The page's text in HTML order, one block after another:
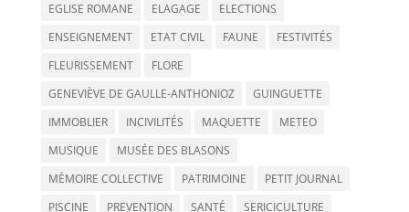
EGLISE ROMANE
ELAGAGE
ELECTIONS
ENSEIGNEMENT
ETAT CIVIL FAUNE
FESTIVITÉS
FLEURISSEMENT
FLORE
GENEVIÈVE DE GAULLE-ANTHONIOZ
GUINGUETTE
IMMOBLIER
INCIVILITÉS MAQUETTE
METEO
MUSIQUE
MUSÉE DES BLASONS
MÉMOIRE COLLECTIVE
PATRIMOINE
PETIT JOURNAL
PISCINE
PREVENTION SANTÉ SERICICULTURE